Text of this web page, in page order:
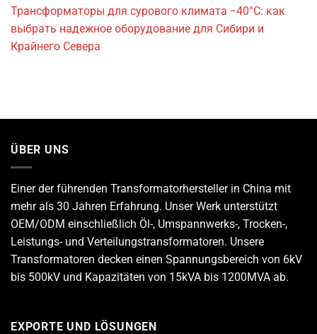
Трансформаторы для сурового климата −40°C: как
выбрать надежное оборудование для Сибири и
Крайнего Севера
ÜBER UNS
Einer der führenden Transformatorherstellerin China mit
mehr als 30 Jahren Erfahrung. Unser Werk unterstützt
OEM/ODM einschließlich Öl-, Umspannwerks-, Trocken-,
Leistungs- und Verteilungstransformatoren. Unsere
Transformatoren decken einen Spannungsbereich von 6kV
bis 500kV und Kapazitäten von 15kVA bis 1200MVA ab.
EXPORTE UND LÖSUNGEN